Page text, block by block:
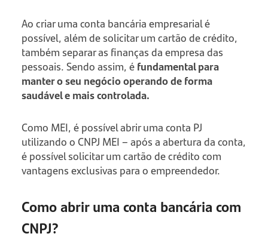
Ao criar uma conta bancária empresarial é
possível, além de solicitar um cartão de crédito,
também separar as finanças da empresa das
pessoais. Sendo assim, éfundamental para
manter o seu negócio operando de forma
saudável e mais controlada.
Como MEI, é possível abrir uma conta PJ
utilizando o CNPJ MEI – após a abertura da conta,
é possível solicitar um cartão de crédito com
vantagens exclusivas para o empreendedor.
Como abrir uma conta bancária com
CNPJ?